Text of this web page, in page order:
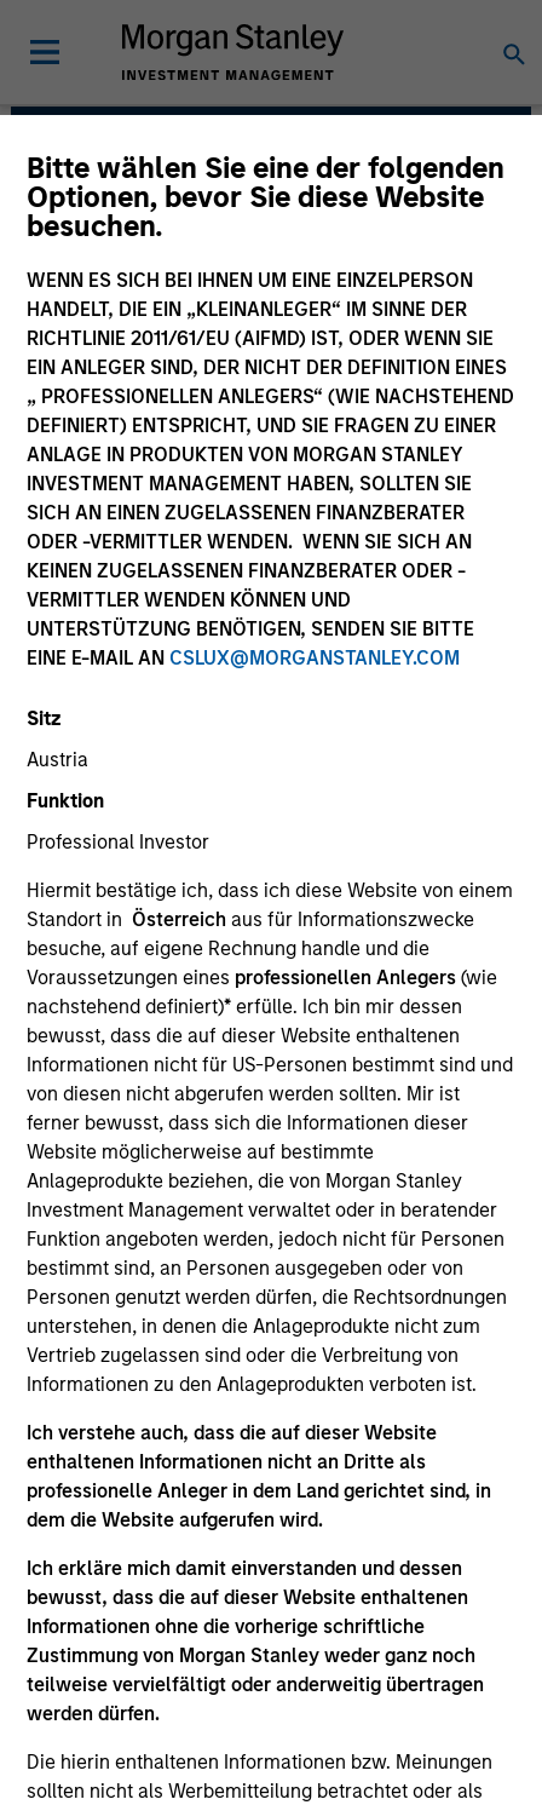
Bitte wählen Sie eine der folgenden
Optionen, bevor Sie diese Website
besuchen.
WENN ES SICH BEI IHNEN UM EINE EINZELPERSON
HANDELT, DIE EIN „KLEINANLEGER“ IM SINNE DER
RICHTLINIE 2011/61/EU (AIFMD) IST, ODER WENN SIE
EIN ANLEGER SIND, DER NICHT DER DEFINITION EINES
„ PROFESSIONELLEN ANLEGERS“ (WIE NACHSTEHEND
DEFINIERT) ENTSPRICHT, UND SIE FRAGEN ZU EINER
ANLAGE IN PRODUKTEN VON MORGAN STANLEY
INVESTMENT MANAGEMENT HABEN, SOLLTEN SIE
SICH AN EINEN ZUGELASSENEN FINANZBERATER
ODER -VERMITTLER WENDEN. WENN SIE SICH AN
KEINEN ZUGELASSENEN FINANZBERATER ODER -
VERMITTLER WENDEN KÖNNEN UND
UNTERSTÜTZUNG BENÖTIGEN, SENDEN SIE BITTE
EINE E-MAIL AN CSLUX@MORGANSTANLEY.COM
Sitz
Austria
Funktion
Professional Investor
Hiermit bestätige ich, dass ich diese Website von einem
Standort in Österreich aus für Informationszwecke
besuche, auf eigene Rechnung handle und die
Voraussetzungen eines professionellen Anlegers(wie
nachstehend definiert)* erfülle. Ich bin mir dessen
bewusst, dass die auf dieser Website enthaltenen
Informationen nicht für US-Personen bestimmt sind und
von diesen nicht abgerufen werden sollten. Mir ist
ferner bewusst, dass sich die Informationen dieser
Website möglicherweise auf bestimmte
Anlageprodukte beziehen, die von Morgan Stanley
Investment Management verwaltet oder in beratender
Funktion angeboten werden, jedoch nicht für Personen
bestimmt sind, an Personen ausgegeben oder von
Personen genutzt werden dürfen, die Rechtsordnungen
unterstehen, in denen die Anlageprodukte nicht zum
Vertrieb zugelassen sind oder die Verbreitung von
Informationen zu den Anlageprodukten verboten ist.
Ich verstehe auch, dass die auf dieser Website
enthaltenen Informationen nicht an Dritte als
professionelle Anleger in dem Land gerichtet sind, in
dem die Website aufgerufen wird.
Ich erkläre mich damit einverstanden und dessen
bewusst, dass die auf dieser Website enthaltenen
Informationen ohne die vorherige schriftliche
Zustimmung von Morgan Stanley weder ganz noch
teilweise vervielfältigt oder anderweitig übertragen
werden dürfen.
Die hierin enthaltenen Informationen bzw. Meinungen
sollten nicht als Werbemitteilung betrachtet oder als
High Yield Team
Strategies
Our team has a demonstrable track record of
managing high yield assets through multiple market
cycles and events, dating back to 1982. Dedicated to
the high yield asset class, all strategies apply a
the long term and is predicated upon maximizing risk-
adjusted performance and managing downside risk.
Portfolio Managers
Stephen C. Concannon, CFA
Managing Director
Jeffrey D. Mueller
Managing Director
Kelley Gerrity
Managing Director
Justin Bourgette, CFA
Managing Director
Tom D. Wills
Managing Director
Bo Hunt
Managing Director